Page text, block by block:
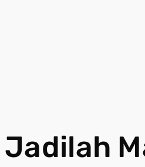
Jadilah